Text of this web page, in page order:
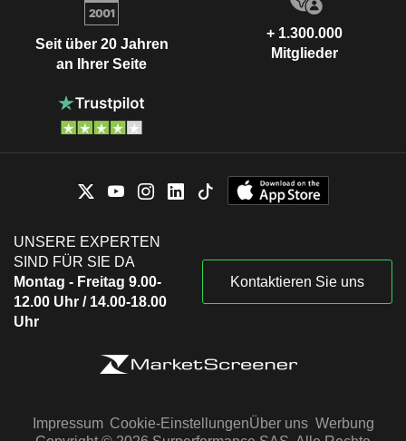
Seit über 20 Jahren
an Ihrer Seite
+ 1.300.000
Mitglieder
UNSERE EXPERTEN
SIND FÜR SIE DA
Montag - Freitag 9.00-
12.00 Uhr / 14.00-18.00
Uhr
Kontaktieren Sie uns
Impressum Cookie-EinstellungenÜber uns Werbung